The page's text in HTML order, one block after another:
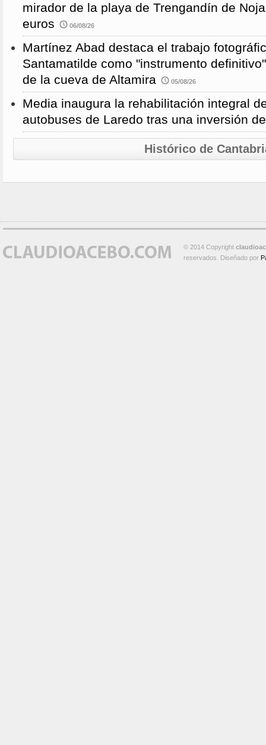
mirador de la playa de Trengandín de
euros
06/08/26
Martínez Abad destaca el trabajo
Santamatilde como "instrumento
de la cueva de Altamira
05/08/26
Media inaugura la rehabilitación integral
autobuses de Laredo tras una inversión
Histórico de
© 2014 Copyright
reservados. Diseñado por